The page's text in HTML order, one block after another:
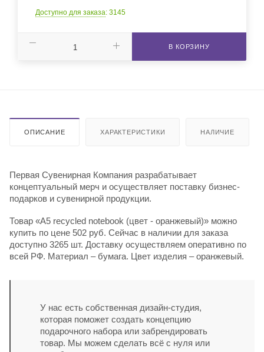
Доступно для заказа: 3145
В КОРЗИНУ
ОПИСАНИЕ ХАРАКТЕРИСТИКИ НАЛИЧИЕ
Первая Сувенирная Компания разрабатывает
концептуальный мерч и осуществляет поставку бизнес-
подарков и сувенирной продукции.
Товар «A5 recycled notebook (цвет - оранжевый)» можно
купить по цене 502 руб. Сейчас в наличии для заказа
доступно 3265 шт. Доставку осуществляем оперативно по
всей РФ. Материал – бумага. Цвет изделия – оранжевый.
У нас есть собственная дизайн-студия,
которая поможет создать концепцию
подарочного набора или забрендировать
товар. Мы можем сделать всё с нуля или